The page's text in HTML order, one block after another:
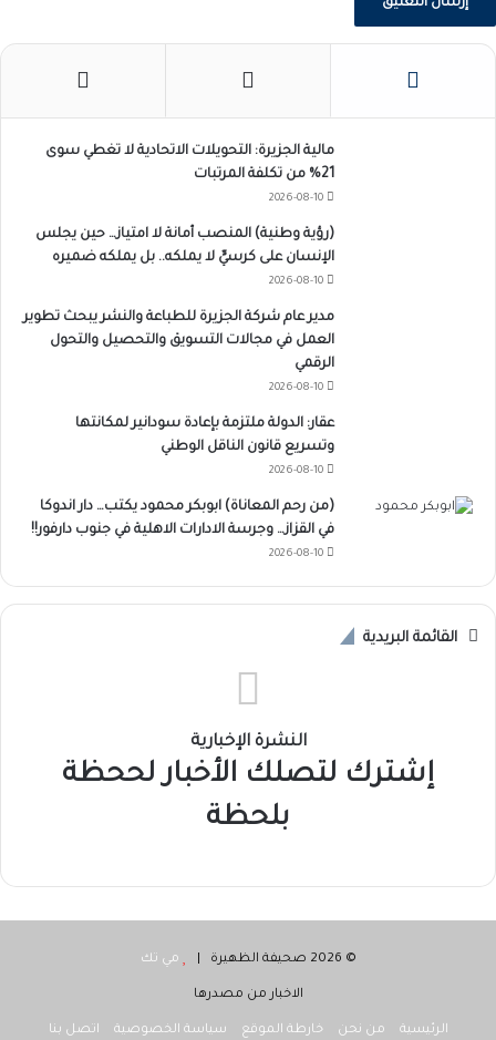
مالية الجزيرة: التحويلات الاتحادية لا تغطي سوى
21% من تكلفة المرتبات
2026-08-10
(رؤية وطنية) المنصب أمانة لا امتياز… حين يجلس
الإنسان على كرسيٍّ لا يملكه.. بل يملكه ضميره
2026-08-10
مدير عام شركة الجزيرة للطباعة والنشر يبحث تطوير
العمل في مجالات التسويق والتحصيل والتحول
الرقمي
2026-08-10
عقار: الدولة ملتزمة بإعادة سودانير لمكانتها
وتسريع قانون الناقل الوطني
2026-08-10
(من رحم المعاناة) ابوبكر محمود يكتب… دار اندوكا
في القزاز… وجرسة الادارات الاهلية في جنوب دارفور!!
2026-08-10
القائمة البريدية
النشرة الإخبارية
إشترك لتصلك الأخبار لححظة
بلحظة
© 2026 صحيفة الظهيرة | مي تك
الاخبار من مصدرها
الرئيسية من نحن خارطة الموقع سياسة الخصوصية اتصل بنا